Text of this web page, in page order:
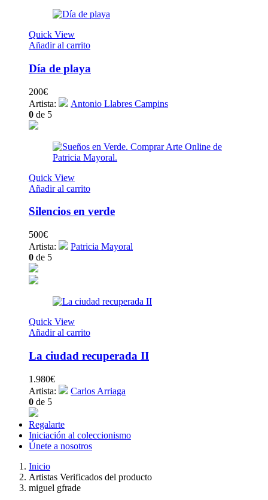
Quick View
Añadir al carrito
Día de playa
200€
Artista:
Antonio Llabres Campins
0 de 5
Quick View
Añadir al carrito
Silencios en verde
500€
Artista:
Patricia Mayoral
0 de 5
Quick View
Añadir al carrito
La ciudad recuperada II
1.980€
Artista:
Carlos Arriaga
0 de 5
Regalarte
Iniciación al coleccionismo
Únete a nosotros
Inicio
Artistas Verificados del producto
miguel gfrade